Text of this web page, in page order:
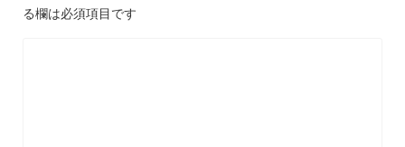
る欄は必須項目です